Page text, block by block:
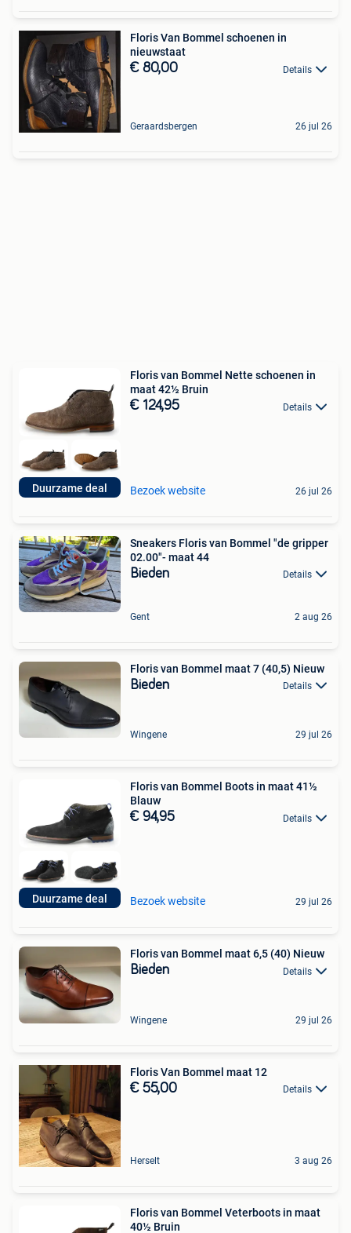
Floris Van Bommel schoenen in
nieuwstaat
€ 80,00 Details
Geraardsbergen 26 jul 26
Duurzame deal
Floris van Bommel Nette schoenen in
maat 42½ Bruin
€ 124,95 Details
Bezoek website 26 jul 26
Sneakers Floris van Bommel "de gripper
02.00"- maat 44
Bieden Details
Gent 2 aug 26
Floris van Bommel maat 7 (40,5) Nieuw
Bieden Details
Wingene 29 jul 26
Duurzame deal
Floris van Bommel Boots in maat 41½
Blauw
€ 94,95 Details
Bezoek website 29 jul 26
Floris van Bommel maat 6,5 (40) Nieuw
Bieden Details
Wingene 29 jul 26
Floris Van Bommel maat 12
€ 55,00 Details
Herselt 3 aug 26
Floris van Bommel Veterboots in maat
40½ Bruin